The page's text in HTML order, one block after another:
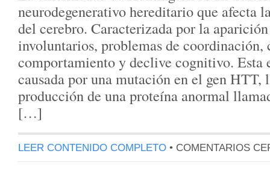
neurodegenerativo hereditario que afecta
del cerebro. Caracterizada por la
involuntarios, problemas de coordinación,
comportamiento y declive cognitivo. Esta
causada por una mutación en el gen HTT,
producción de una proteína anormal
[…]
LEER CONTENIDO COMPLETO • COMENTARIOS